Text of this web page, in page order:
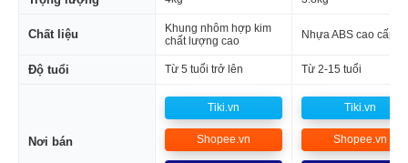
Chất liệu
Khung nhôm hợp kim
chất lượng cao
Nhựa ABS cao cấp
Độ tuổi Từ 5 tuổi trở lên Từ 2-15 tuổi
Nơi bán
Tiki.vn
Shopee.vn
Tiki.vn
Shopee.vn